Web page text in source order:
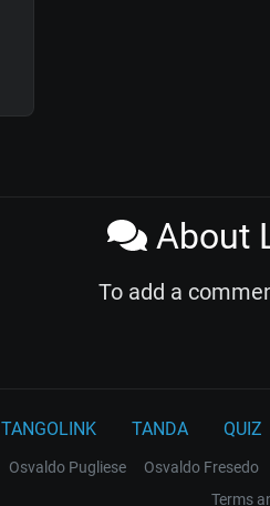
About
To add a
TANGOLINK TANDA QUIZ
Osvaldo Pugliese Osvaldo Fresedo
Terms